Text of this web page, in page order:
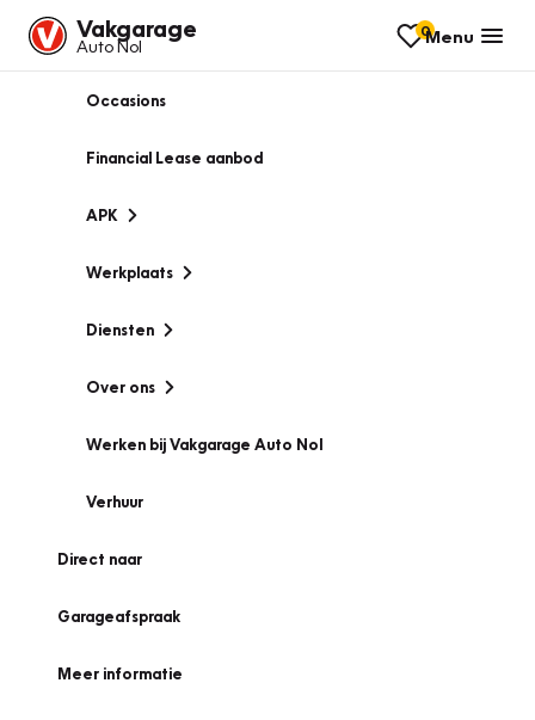
Vakgarage
Auto Nol
0Menu
Occasions
Financial Lease aanbod
APK
Werkplaats
Diensten
Over ons
Werken bij Vakgarage Auto Nol
Verhuur
Direct naar
Garageafspraak
Meer informatie